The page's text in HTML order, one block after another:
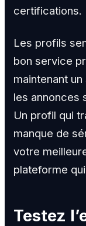
certifications.
Les profils
bon service
maintenant un
les annonces
Un profil qui
manque de
votre
plateforme
Testez